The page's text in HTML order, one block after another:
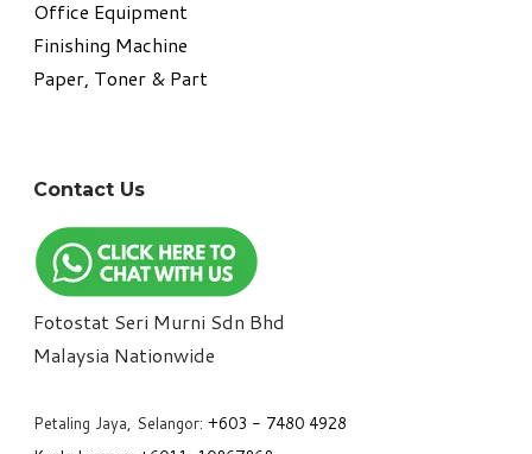
Office Equipment
​Finishing Machine
Paper, Toner & Part
Contact Us
Fotostat Seri Murni Sdn Bhd
​Malaysia Nationwide
Petaling Jaya, Selangor: +603 - 7480 4928